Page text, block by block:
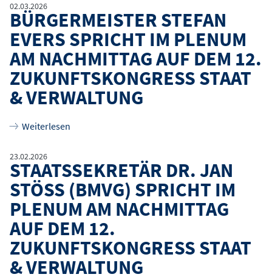
02.03.2026
BÜRGERMEISTER STEFAN
EVERS SPRICHT IM PLENUM
AM NACHMITTAG AUF DEM 12.
ZUKUNFTSKONGRESS STAAT
& VERWALTUNG
Weiterlesen
23.02.2026
STAATSSEKRETÄR DR. JAN
STÖSS (BMVG) SPRICHT IM P
LENUM AM NACHMITTAG A
UF DEM 12. Z
UKUNFTSKONGRESS STAAT &
VERWALTUNG